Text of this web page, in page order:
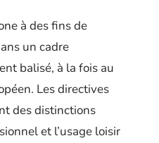
à des fins de
un cadre
balisé, à la fois au
Les directives
des distinctions
et l’usage loisir